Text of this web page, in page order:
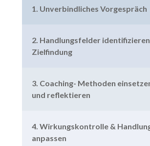
1. Unverbindliches Vorgespräch
2. Handlungsfelder
Zielfindung
3. Coaching- Methoden
und reflektieren
4. Wirkungskontrolle &
anpassen